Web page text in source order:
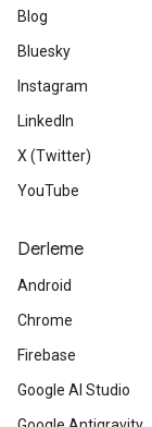
Blog
Bluesky
Instagram
LinkedIn
X (Twitter)
YouTube
Derleme
Android
Chrome
Firebase
Google AI Studio